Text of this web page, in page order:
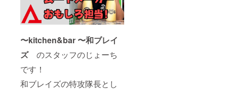
〜kitchen&bar 〜和ブレイ
ズ のスタッフのじょーち
です！
和ブレイズの特攻隊長とし